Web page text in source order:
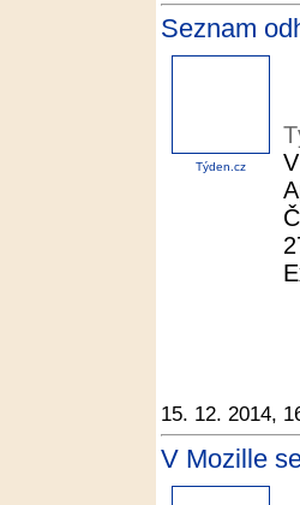
Seznam
Týden.cz
15. 12. 2014,
V Mozille